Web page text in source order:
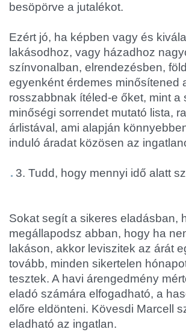
besöpörve a jutalékot.
Ezért jó, ha képben vagy és
lakásodhoz, vagy házadhoz
színvonalban, elrendezésben,
egyenként érdemes minősítened
rosszabbnak ítéled-e őket, mint
minőségi sorrendet mutató lista,
árlistával, ami alapján
induló áradat közösen az
3. Tudd, hogy mennyi idő alatt
Sokat segít a sikeres eladásban,
megállapodsz abban, hogy ha
lakáson, akkor leviszitek az árát
tovább, minden sikertelen
tesztek. A havi árengedmény
eladó számára elfogadható, a
előre eldönteni. Kövesdi Marcell
eladható az ingatlan.